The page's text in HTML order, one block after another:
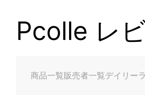
Pcolle レ
商品一覧販売者一覧デイリー